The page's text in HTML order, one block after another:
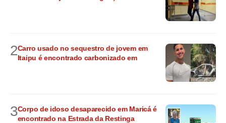
2Carro usado no sequestro de jovem em
Itaipu é encontrado carbonizado em
3Corpo de idoso desaparecido em Maricá é
encontrado na Estrada da Restinga